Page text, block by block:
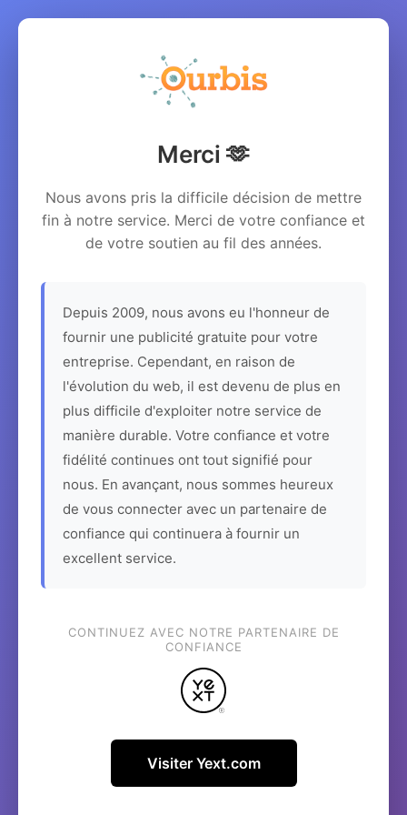
Merci 🫶
Nous avons pris la difficile décision de mettre
fin à notre service. Merci de votre confiance et
de votre soutien au fil des années.
Depuis 2009, nous avons eu l'honneur de
fournir une publicité gratuite pour votre
entreprise. Cependant, en raison de
l'évolution du web, il est devenu de plus en
plus difficile d'exploiter notre service de
manière durable. Votre confiance et votre
fidélité continues ont tout signifié pour
nous. En avançant, nous sommes heureux
de vous connecter avec un partenaire de
confiance qui continuera à fournir un
excellent service.
CONTINUEZ AVEC NOTRE PARTENAIRE DE
CONFIANCE
Visiter Yext.com